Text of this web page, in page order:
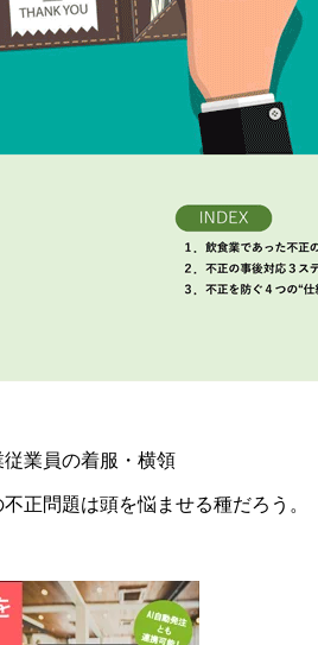
業員の着服・横領
正問題は頭を悩ませる種だろう。